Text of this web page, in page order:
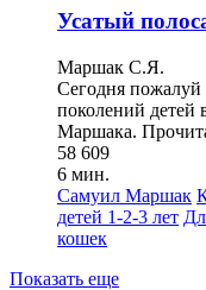
Усатый
Маршак С.Я.
Сегодня пожалуй
поколений детей
Маршака.
58 609
6 мин.
Самуил Маршак
детей 1-2-3 лет
кошек
Показать еще